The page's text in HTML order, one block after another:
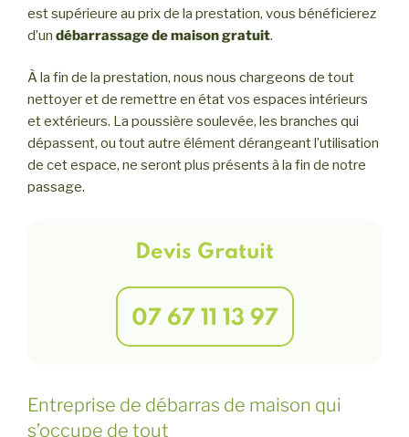
est supérieure au prix de la prestation, vous bénéficierez
d’un débarrassage de maison gratuit.
À la fin de la prestation, nous nous chargeons de tout
nettoyer et de remettre en état vos espaces intérieurs
et extérieurs. La poussière soulevée, les branches qui
dépassent, ou tout autre élément dérangeant l’utilisation
de cet espace, ne seront plus présents à la fin de notre
passage.
Devis Gratuit
07 67 11 13 97
Entreprise de débarras de maison qui
s’occupe de tout